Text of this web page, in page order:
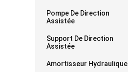
Pompe De Direction
Assistée
Support De Direction
Assistée
Amortisseur Hydraulique